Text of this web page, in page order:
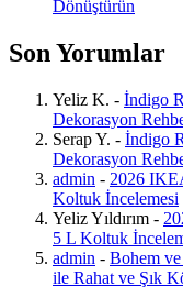
Dönüştürün
Son Yorumlar
Yeliz K. - İndigo
Dekorasyon
Serap Y. - İndigo
Dekorasyon
admin - 2026
Koltuk İncelemesi
Yeliz Yıldırım -
5 L Koltuk
admin - Bohem ve
ile Rahat ve Şık